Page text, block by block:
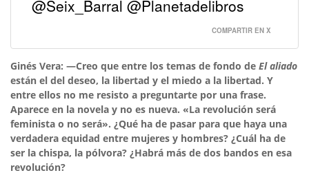
@Seix_Barral @Planetadelibros
COMPARTIR EN X
Ginés Vera: —Creo que entre los temas de fondo de El aliado
están el del deseo, la libertad y el miedo a la libertad. Y
entre ellos no me resisto a preguntarte por una frase.
Aparece en la novela y no es nueva. «La revolución será
feminista o no será». ¿Qué ha de pasar para que haya una
verdadera equidad entre mujeres y hombres? ¿Cuál ha de
ser la chispa, la pólvora? ¿Habrá más de dos bandos en esa
revolución?